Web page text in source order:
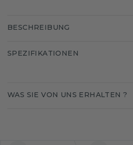
BESCHREIBUNG
SPEZIFIKATIONEN
WAS SIE VON UNS ERHALTEN ?